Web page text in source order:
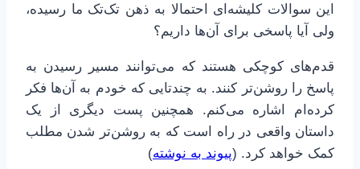
این سوالات کلیشه‌ای احتمالا به ذهن تک‌تک ما رسیده،
ولی آیا پاسخی برای آن‌ها داریم؟
قدم‌های کوچکی هستند که می‌توانند مسیر رسیدن به
پاسخ را روشن‌تر کنند. به چندتایی که خودم به آن‌ها فکر
کرده‌ام اشاره می‌کنم. همچنین پست دیگری از یک
داستان واقعی در راه است که به روشن‌تر شدن مطلب
کمک خواهد کرد. (پیوند به نوشته)